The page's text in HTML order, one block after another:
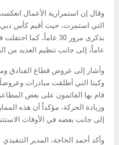
وقال إن استمرارية الأعمال
التي استمرت، حيث أقيم كأس دبي
عاماً، إلى جانب تنظيم العديد من
وأشار إلى عروض قطاع الفنادق
وكيتا التي أطلقت مبادرات
قام بها القائمون على بعض
وزيادة الحركة، مؤكداً أن هذه
إلى جانب بعضه في الأوقات
وأكد أحمد الخاجة، المدير